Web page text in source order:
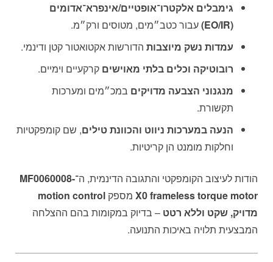
גימבלים אלקטרו־אופטיים/אינפרא־אדומים
(EO/IR)
עבור כטב״מים, מטוסים ורק״מ.
עמדות נשק מיוצבות הדורשות אקטואטור קטן ודינמי.
רובוטיקה וכלים בלתי מאוישים קרקעיים וימיים.
מנגנוני הצבעה מדויקים במכ״מים ומערכות
תקשורת.
הנעה במערכות ניווט והכוונת טילים, שם קומפקטיות
וחלקות מומנט הן קריטיות.
הודות לעיצוב הקומפקטי והתגובה הדינמית, ה־MF0060008-
X0 frameless torque motor מספק motion control
מדויק, שקט וללא רטט – בדיוק במקומות בהם ההצלחה
המבצעית תלויה באיכות התנועה.